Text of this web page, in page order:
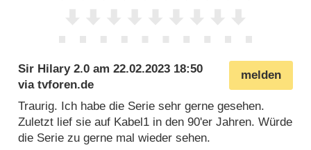
melden
Sir Hilary 2.0 am22.02.2023 18:50
viatvforen.de
Traurig. Ich habe die Serie sehr gerne gesehen.
Zuletzt lief sie auf Kabel1 in den 90'er Jahren. Würde
die Serie zu gerne mal wieder sehen.